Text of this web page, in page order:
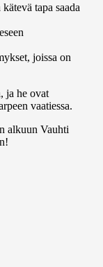
tapa saada
joissa on
ja he ovat
vaatiessa.
alkuun Vauhti